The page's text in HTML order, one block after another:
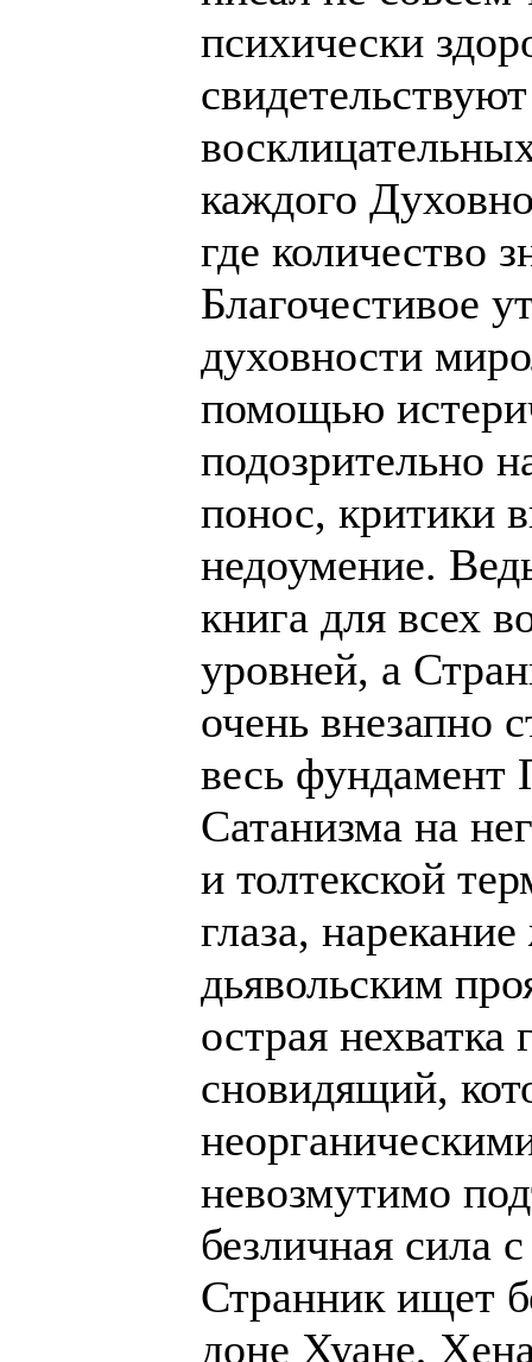
психически
каждого
где количество
Благочестивое
духовности
помощью
подозрительно
понос, критики
недоумение.
книга для всех
уровней, а
очень внезапно
весь фундамент
Сатанизма на
и толтекской
глаза,
дьявольским
острая
сновидящий,
невозмутимо
безличная сила
Странник ищет
доне Хуане,